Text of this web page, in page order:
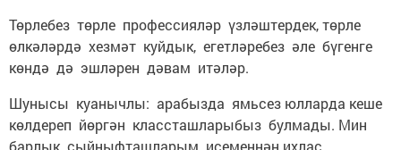
Төрлебез төрле профессияләр үзләштердек, төрле
өлкәләрдә хезмәт куйдык, егетләребез әле бүгенге
көндә дә эшләрен дәвам итәләр.
Шунысы куанычлы: арабызда ямьсез юлларда кеше
көлдереп йөргән классташларыбыз булмады. Мин